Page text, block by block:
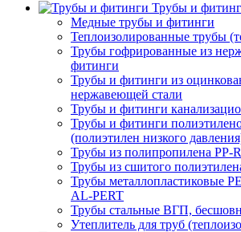
Трубы и
Медные трубы и фитинги
Теплоизолированные трубы
Трубы гофрированные из
фитинги
Трубы и фитинги из
нержавеющей стали
Трубы и фитинги
Трубы и фитинги
(полиэтилен низкого
Трубы из полипропилена PP-R
Трубы из сшитого
Трубы металлопластиковые
AL-PERT
Трубы стальные ВГП,
Утеплитель для труб